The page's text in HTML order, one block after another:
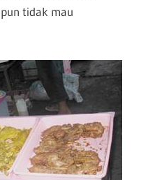
tidak mau